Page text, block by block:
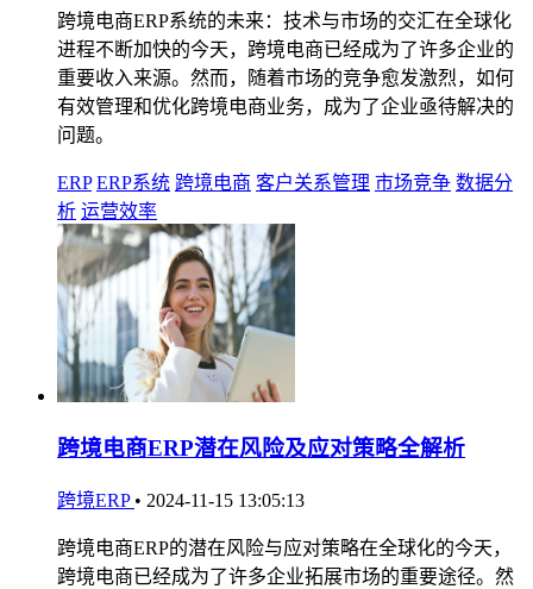
跨境电商ERP系统的未来：技术与市场的交汇在全球化
进程不断加快的今天，跨境电商已经成为了许多企业的
重要收入来源。然而，随着市场的竞争愈发激烈，如何
有效管理和优化跨境电商业务，成为了企业亟待解决的
问题。
ERP ERP系统 跨境电商 客户关系管理 市场竞争 数据分
析 运营效率
跨境电商ERP潜在风险及应对策略全解析
跨境ERP • 2024-11-15 13:05:13
跨境电商ERP的潜在风险与应对策略在全球化的今天，
跨境电商已经成为了许多企业拓展市场的重要途径。然